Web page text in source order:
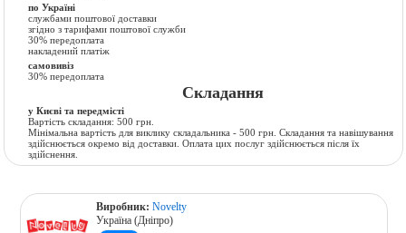
по Україні
службами поштової доставки
згідно з тарифами поштової служби
30% передоплата
накладений платіж
самовивіз
30% передоплата
Складання
у Києві та передмісті
Вартість складання: 500 грн.
Мінімальна вартість для виклику складальника - 500 грн. Складання та навішування
здійснюється окремо від доставки. Оплата цих послуг здійснюється після їх
здійснення.
Виробник:Novelty
Україна (Дніпро)